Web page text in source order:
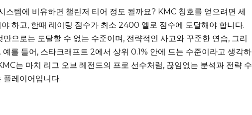
스템에 비유하면 챌린저 티어 정도 될까요? KMC 칭호를 얻으려면 세
하고, 한때 레이팅 점수가 최소 2400 엘로 점수에 도달해야 합니다.
으로는 도달할 수 없는 수준이며, 전략적인 사고와 꾸준한 연습, 그리
를 들어, 스타크래프트 2에서 상위 0.1% 안에 드는 수준이라고 생각하
는 마치 리그 오브 레전드의 프로 선수처럼, 끊임없는 분석과 전략 수
플레이어입니다.